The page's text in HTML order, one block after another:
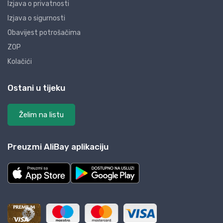
Izjava o privatnosti
Izjava o sigurnosti
Obavijest potrošačima
ZOP
Kolačići
Ostani u tijeku
Želim na listu
Preuzmi AliBay aplikaciju